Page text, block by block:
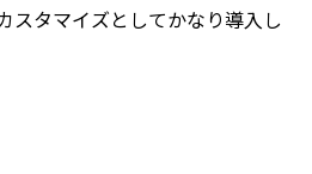
スタマイズとしてかなり導入し